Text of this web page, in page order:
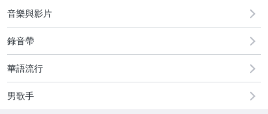
★舊物★
●華語男歌手●
●華語女歌手●
音樂與影片
錄音帶
華語流行
男歌手